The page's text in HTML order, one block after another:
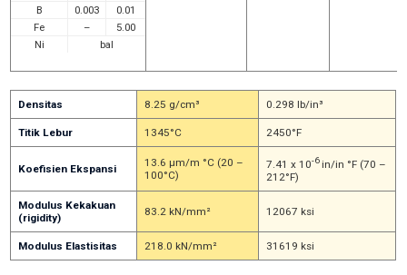
B
0.003
0.01
Fe
–
5.00
Ni
bal
Densitas 8.25 g/cm³ 0.298 lb/in³
Titik Lebur 1345°C 2450°F
Koefisien Ekspansi
13.6 μm/m °C (20 –
100°C)
7.41 x 10-6in/in °F (70 –
212°F)
Modulus Kekakuan
(rigidity)
83.2 kN/mm² 12067 ksi
Modulus Elastisitas 218.0 kN/mm² 31619 ksi